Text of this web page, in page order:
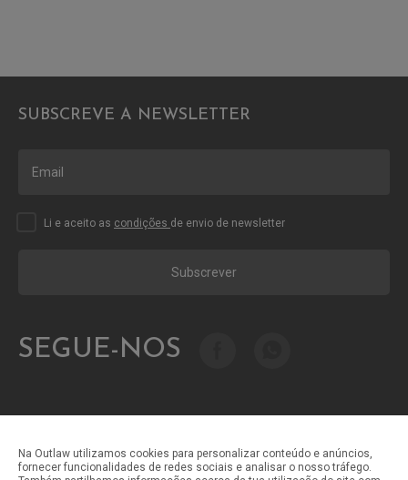
SUBSCREVE A NEWSLETTER
Subscrever
Li e aceito as condições de envio de newsletter
SEGUE-NOS
Na Outlaw utilizamos cookies para personalizar conteúdo e anúncios,
fornecer funcionalidades de redes sociais e analisar o nosso tráfego.